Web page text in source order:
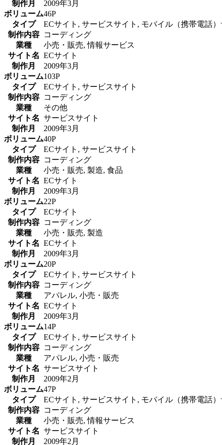
制作月
2009年3月
ボリューム46P
タイプ
ECサイト, サービスサイト, モバイル（携帯電話
制作内容 コーディング
業種
小売・販売, 情報サービス
サイト名 ECサイト
制作月
2009年3月
ボリューム103P
タイプ
ECサイト, サービスサイト
制作内容 コーディング
業種
その他
サイト名 サービスサイト
制作月
2009年3月
ボリューム40P
タイプ
ECサイト, サービスサイト
制作内容 コーディング
業種
小売・販売, 製造, 食品
サイト名 ECサイト
制作月
2009年3月
ボリューム22P
タイプ
ECサイト
制作内容 コーディング
業種
小売・販売, 製造
サイト名 ECサイト
制作月
2009年3月
ボリューム20P
タイプ
ECサイト, サービスサイト
制作内容 コーディング
業種
アパレル, 小売・販売
サイト名 ECサイト
制作月
2009年3月
ボリューム14P
タイプ
ECサイト, サービスサイト
制作内容 コーディング
業種
アパレル, 小売・販売
サイト名 サービスサイト
制作月
2009年2月
ボリューム47P
タイプ
ECサイト, サービスサイト, モバイル（携帯電話
制作内容 コーディング
業種
小売・販売, 情報サービス
サイト名 サービスサイト
制作月
2009年2月